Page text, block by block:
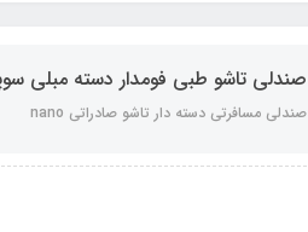
صندلی تاشو طبی فومدار دسته مبلی
صندلی مسافرتی دسته دار تاشو صادراتی nano